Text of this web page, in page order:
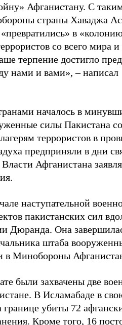
Афганистану. С
страны Хаваджа
в
со всего мира
терпение достигло
нами и вами», – написал
началось в
силы Пакистана
террористов в
предприняли в дни
Афганистана
наступательной
пакистанских сил
Дюранда. Она
штаба
в Минобороны
были захвачены две
В Исламабаде в
границе убиты 72
Кроме того, 16